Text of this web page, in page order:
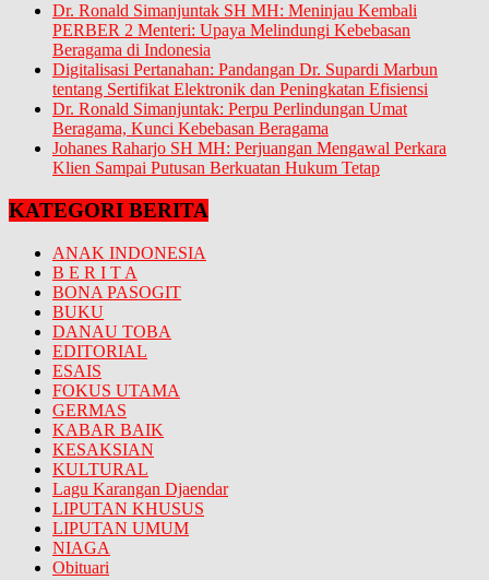
Dr. Ronald Simanjuntak SH MH: Meninjau Kembali
PERBER 2 Menteri: Upaya Melindungi Kebebasan
Beragama di Indonesia
Digitalisasi Pertanahan: Pandangan Dr. Supardi Marbun
tentang Sertifikat Elektronik dan Peningkatan Efisiensi
Dr. Ronald Simanjuntak: Perpu Perlindungan Umat
Beragama, Kunci Kebebasan Beragama
Johanes Raharjo SH MH: Perjuangan Mengawal Perkara
Klien Sampai Putusan Berkuatan Hukum Tetap
KATEGORI BERITA
ANAK INDONESIA
B E R I T A
BONA PASOGIT
BUKU
DANAU TOBA
EDITORIAL
ESAIS
FOKUS UTAMA
GERMAS
KABAR BAIK
KESAKSIAN
KULTURAL
Lagu Karangan Djaendar
LIPUTAN KHUSUS
LIPUTAN UMUM
NIAGA
Obituari